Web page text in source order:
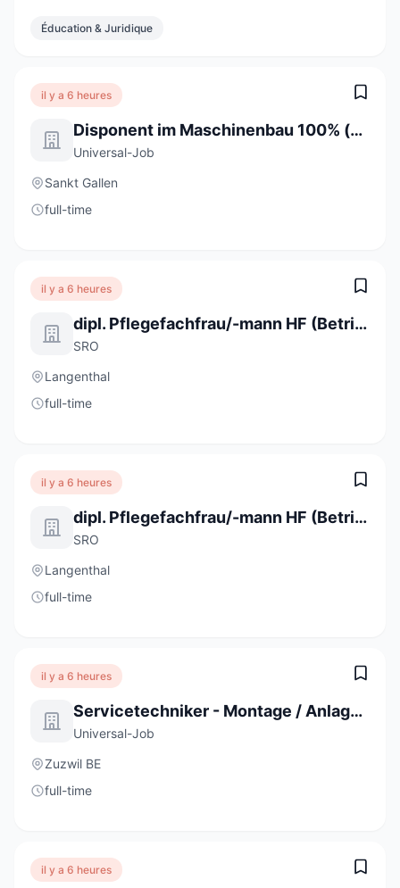
Éducation & Juridique
il y a 6 heures
Disponent im Maschinenbau 100% (m/w/d)
Universal-Job
Sankt Gallen
full-time
il y a 6 heures
dipl. Pflegefachfrau/-mann HF (Betriebsanstellung) Fokus P 80-100%
SRO
Langenthal
full-time
il y a 6 heures
dipl. Pflegefachfrau/-mann HF (Betriebsanstellung) 100%
SRO
Langenthal
full-time
il y a 6 heures
Servicetechniker - Montage / Anlagenbau (m/w/d)
Universal-Job
Zuzwil BE
full-time
il y a 6 heures